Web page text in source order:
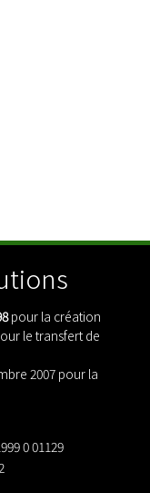
pour la création
le transfert de
2007 pour la
0 01129